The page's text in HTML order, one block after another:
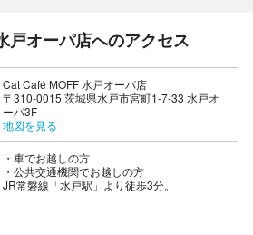
戸オーパ店へのアクセス
Cat Café MOFF 水戸オーパ店
〒310-0015 茨城県水戸市宮町1-7-33 水戸オ
ーパ3F
地図を見る
車でお越しの方
公共交通機関でお越しの方
JR常磐線「水戸駅」より徒歩3分。